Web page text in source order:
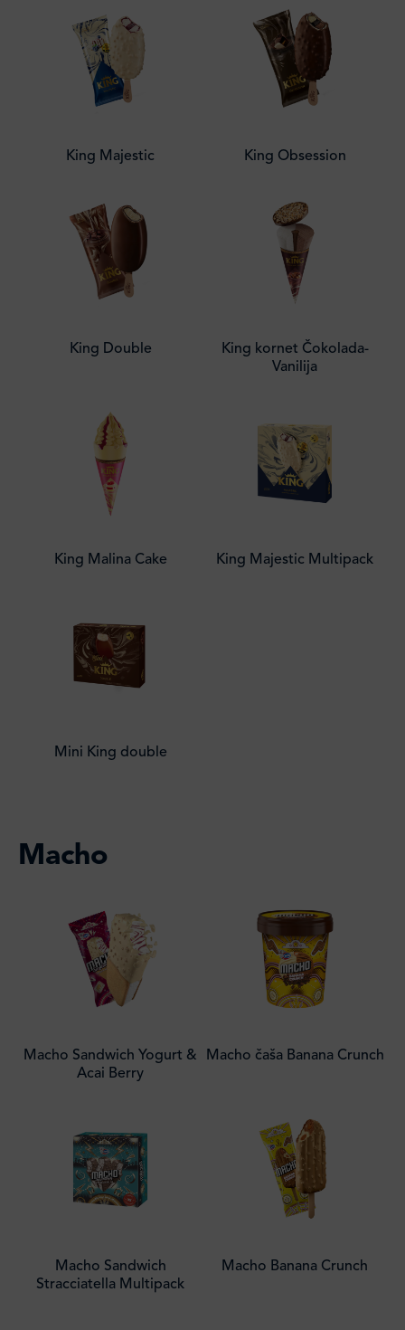
King Majestic King Obsession
King Double
King kornet Čokolada-
Vanilija
King Malina Cake King Majestic Multipack
Mini King double
Macho
Macho Sandwich Yogurt &
Acai Berry
Macho čaša Banana Crunch
Macho Sandwich
Stracciatella Multipack
Macho Banana Crunch